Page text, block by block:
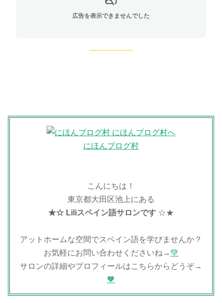
広告を表示できませんでした
にほんブログ村
こんにちは！
東京都大田区池上にある
★☆ Liliスペイン語サロンです ☆★
アットホームな空間でスペイン語を学びませんか？
お気軽にお問い合わせくださいね→ 💚
サロンの詳細やプロフィールはこちらからどうぞ→
🧡